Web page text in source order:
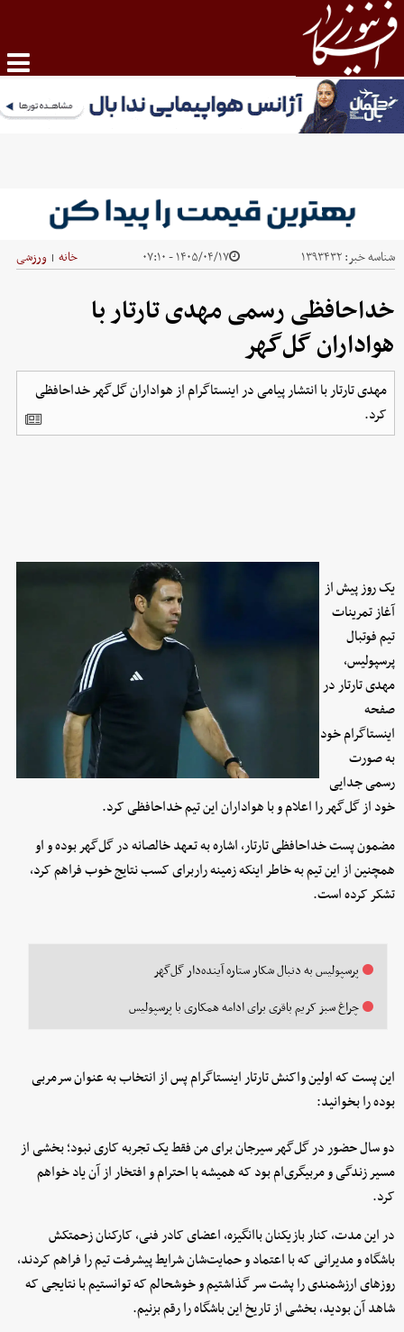
شناسه خبر:۱۳۹۳۴۳۲ ۱۴۰۵/۰۴/۱۷ - ۰۷:۱۰ خانه | ورزشی
خداحافظی رسمی مهدی تارتار با
هواداران گل‌گهر
مهدی تارتار با انتشار پیامی در اینستاگرام از هواداران گل‌گهر خداحافظی
کرد.
یک روز پیش از
آغاز تمرینات
تیم فوتبال
پرسپولیس،
مهدی تارتار در
صفحه
اینستاگرام خود
به صورت
رسمی جدایی
خود از گل‌گهر را اعلام و با هواداران این تیم خداحافظی کرد.
مضمون پست خداحافظی تارتار، اشاره به تعهد خالصانه در گل‌گهر بوده و او
همچنین از این تیم به خاطر اینکه زمینه راربرای کسب نتایج خوب فراهم کرد،
تشکر کرده است.
پرسپولیس به دنبال شکار ستاره آینده‌دار گل‌گهر
چراغ سبز کریم باقری برای ادامه همکاری با پرسپولیس
این پست که اولین واکنش تارتار اینستاگرام پس از انتخاب به عنوان سرمربی
بوده را بخوانید:
دو سال حضور در گل‌گهر سیرجان برای من فقط یک تجربه کاری نبود؛ بخشی از
مسیر زندگی و مربیگری‌ام بود که همیشه با احترام و افتخار از آن یاد خواهم
کرد.
در این مدت، کنار بازیکنان باانگیزه، اعضای کادر فنی، کارکنان زحمتکش
باشگاه و مدیرانی که با اعتماد و حمایت‌شان شرایط پیشرفت تیم را فراهم کردند،
روزهای ارزشمندی را پشت سر گذاشتیم و خوشحالم که توانستیم با نتایجی که
شاهد آن بودید، بخشی از تاریخ این باشگاه را رقم بزنیم.